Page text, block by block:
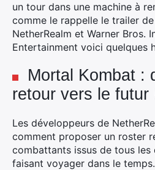
un tour dans une machine à
comme le rappelle le trailer
NetherRealm et Warner Bros.
Entertainment voici quelques
Mortal Kombat :
retour vers le futur
Les développeurs de
comment proposer un roster
combattants issus de tous les
faisant voyager dans le